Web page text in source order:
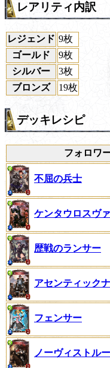
レアリティ内訳
レジェンド 9枚
ゴールド
9枚
シルバー
3枚
ブロンズ
19枚
デッキレシピ
フォロワ
不屈の兵士
ケンタウロスヴ
歴戦のランサー
アセンティック
フェンサー
ノーヴィストル